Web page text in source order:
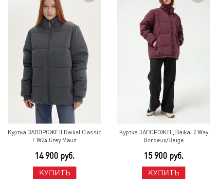
Куртка ЗАПОРОЖЕЦ Baikal Classic
FW24 Grey Mauz
14 900 руб.
КУПИТЬ
Куртка ЗАПОРОЖЕЦ Baikal 2 Way
Bordeux/Beige
15 900 руб.
КУПИТЬ